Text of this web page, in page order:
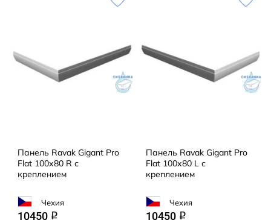
Панель Ravak Gigant Pro
Flat 100х80 R с
кpеплением
Чехия
10450 q
Панель Ravak Gigant Pro
Flat 100х80 L с
кpеплением
Чехия
10450 q